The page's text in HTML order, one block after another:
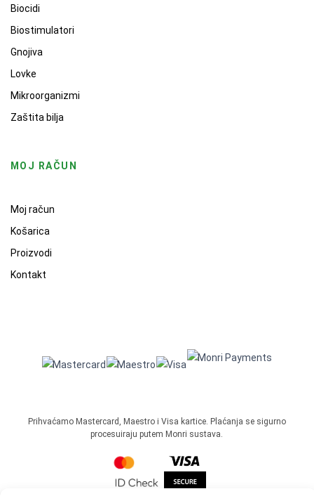
Biocidi
Biostimulatori
Gnojiva
Lovke
Mikroorganizmi
Zaštita bilja
MOJ RAČUN
Moj račun
Košarica
Proizvodi
Kontakt
Prihvaćamo Mastercard, Maestro i Visa kartice. Plaćanja se sigurno
procesuiraju putem Monri sustava.